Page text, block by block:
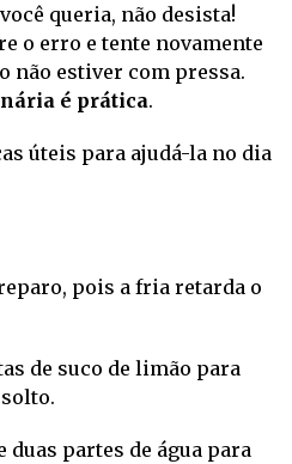
queria, não desista!
o erro e tente novamente
não estiver com pressa.
é prática.
úteis para ajudá-la no dia
pois a fria retarda o
de suco de limão para
duas partes de água para